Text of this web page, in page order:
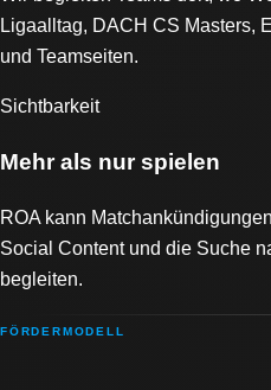
Ligaalltag, DACH CS Masters,
und Teamseiten.
Sichtbarkeit
Mehr als nur spielen
ROA kann
Social Content und die Suche
begleiten.
FÖRDERMODELL